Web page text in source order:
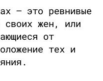
– это ревнивые
своих жен, или
от
тех и